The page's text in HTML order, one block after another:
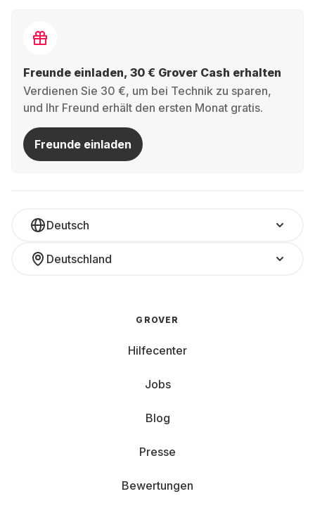
Freunde einladen, 30 € Grover Cash erhalten
Verdienen Sie 30 €, um bei Technik zu sparen,
und Ihr Freund erhält den ersten Monat gratis.
Freunde einladen
Deutsch
Deutschland
GROVER
Hilfecenter
Jobs
Blog
Presse
Bewertungen